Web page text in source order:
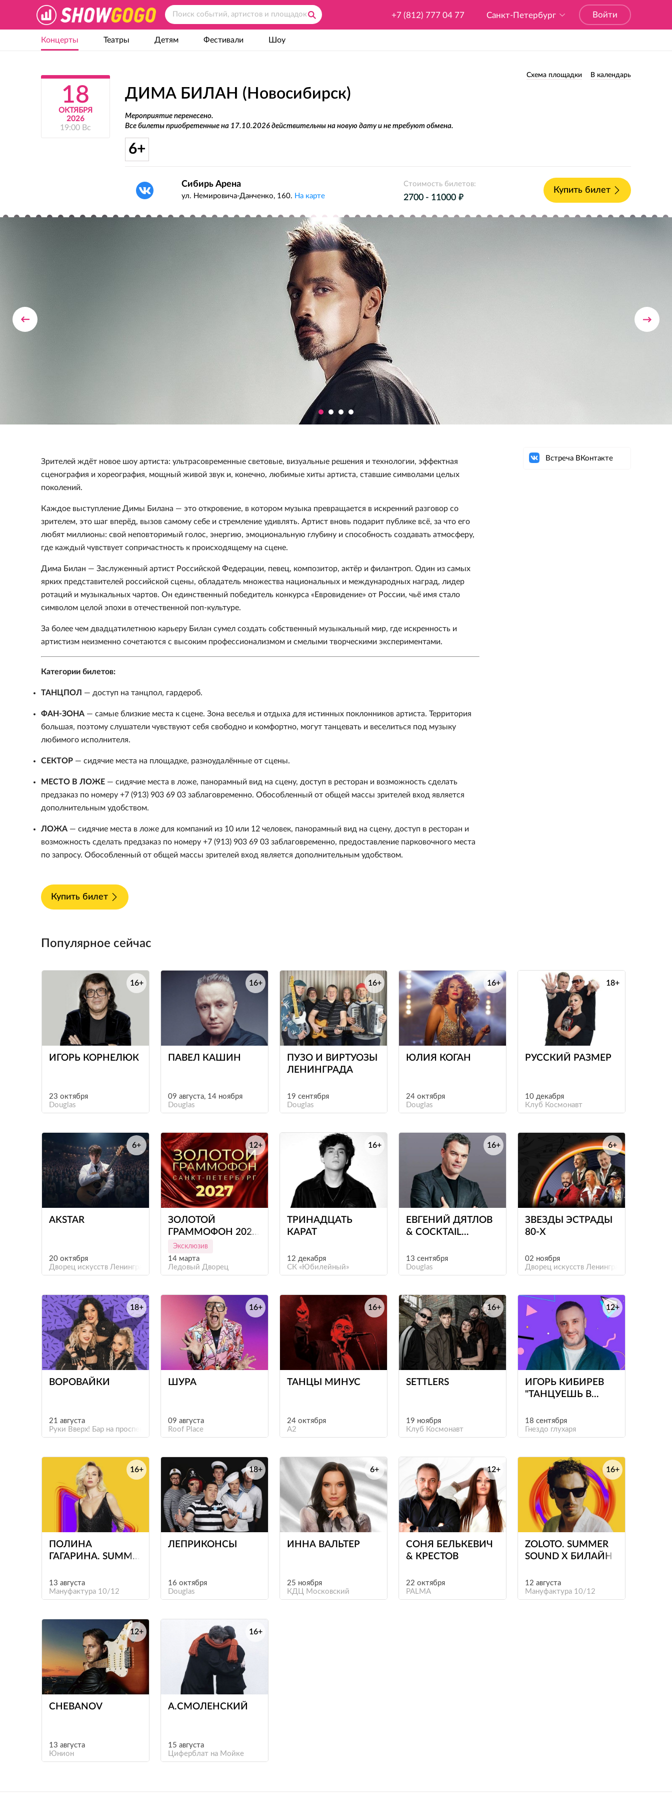
Войти
Санкт-Петербург
+7 (812) 777 04 77
Концерты Театры Детям Фестивали Шоу
Схема площадки В календарь
18
ОКТЯБРЯ
2026
19:00 Вс
ДИМА БИЛАН (Новосибирск)
Мероприятие перенесено.
Все билеты приобретенные на 17.10.2026 действительны на новую дату и не требуют обмена.
6+
Сибирь Арена
ул. Немировича-Данченко, 160. На карте
Стоимость билетов:
2700 - 11000 е
Купить билет
Зрителей ждёт новое шоу артиста: ультрасовременные световые, визуальные решения и технологии, эффектная
сценография и хореография, мощный живой звук и, конечно, любимые хиты артиста, ставшие символами целых
поколений.
Каждое выступление Димы Билана — это откровение, в котором музыка превращается в искренний разговор со
зрителем, это шаг вперёд, вызов самому себе и стремление удивлять. Артист вновь подарит публике всё, за что его
любят миллионы: свой неповторимый голос, энергию, эмоциональную глубину и способность создавать атмосферу,
где каждый чувствует сопричастность к происходящему на сцене.
Дима Билан — Заслуженный артист Российской Федерации, певец, композитор, актёр и филантроп. Один из самых
ярких представителей российской сцены, обладатель множества национальных и международных наград, лидер
ротаций и музыкальных чартов. Он единственный победитель конкурса «Евровидение» от России, чьё имя стало
символом целой эпохи в отечественной поп-культуре.
За более чем двадцатилетнюю карьеру Билан сумел создать собственный музыкальный мир, где искренность и
артистизм неизменно сочетаются с высоким профессионализмом и смелыми творческими экспериментами.
Категории билетов:
ТАНЦПОЛ — доступ на танцпол, гардероб.
ФАН-ЗОНА — самые близкие места к сцене. Зона веселья и отдыха для истинных поклонников артиста. Территория
большая, поэтому слушатели чувствуют себя свободно и комфортно, могут танцевать и веселиться под музыку
любимого исполнителя.
СЕКТОР — сидячие места на площадке, разноудалённые от сцены.
МЕСТО В ЛОЖЕ — сидячие места в ложе, панорамный вид на сцену, доступ в ресторан и возможность сделать
предзаказ по номеру +7 (913) 903 69 03 заблаговременно. Обособленный от общей массы зрителей вход является
дополнительным удобством.
ЛОЖА — сидячие места в ложе для компаний из 10 или 12 человек, панорамный вид на сцену, доступ в ресторан и
возможность сделать предзаказ по номеру +7 (913) 903 69 03 заблаговременно, предоставление парковочного места
по запросу. Обособленный от общей массы зрителей вход является дополнительным удобством.
Встреча ВКонтакте
Купить билет
Популярное сейчас
ИГОРЬ КОРНЕЛЮК
23 октября
Douglas
16+
е
ПАВЕЛ КАШИН
09 августа, 14 ноября
Douglas
16+
е
ПУЗО И ВИРТУОЗЫ
ЛЕНИНГРАДА
19 сентября
Douglas
16+
ЮЛИЯ КОГАН
24 октября
Douglas
16+
е
РУССКИЙ РАЗМЕР
10 декабря
Клуб Космонавт
18+
е
AKSTAR
20 октября
Дворец искусств Ленинградской области
6+
е
ЗОЛОТОЙ
ГРАММОФОН 2027
(САНКТ-ПЕТЕРБУРГ)
Эксклюзив
14 марта
Ледовый Дворец
12+
ТРИНАДЦАТЬ
КАРАТ
12 декабря
СК «Юбилейный»
16+
е
ЕВГЕНИЙ ДЯТЛОВ
& COCKTAIL
13 сентября
Douglas
16+
е
ЗВЕЗДЫ ЭСТРАДЫ
80-Х
02 ноября
Дворец искусств Ленинградской области
6+
е
ВОРОВАЙКИ
21 августа
Руки Вверх! Бар на проспекте Культуры
18+
е
ШУРА
09 августа
Roof Place
16+
е
ТАНЦЫ МИНУС
24 октября
A2
16+
е
SETTLERS
19 ноября
Клуб Космонавт
16+
ИГОРЬ КИБИРЕВ
"ТАНЦУЕШЬ В
18 сентября
Гнездо глухаря
12+
е
ПОЛИНА
ГАГАРИНА. SUMMER
13 августа
Мануфактура 10/12
16+
е
ЛЕПРИКОНСЫ
16 октября
Douglas
18+
е
ИННА ВАЛЬТЕР
25 ноября
КДЦ Московский
6+
е
СОНЯ БЕЛЬКЕВИЧ
& КРЕСТОВ
22 октября
PALMA
12+
е
ZOLOTO. SUMMER
SOUND Х БИЛАЙН
12 августа
Мануфактура 10/12
16+
е
CHEBANOV
13 августа
Юнион
12+
А.СМОЛЕНСКИЙ
15 августа
Циферблат на Мойке
16+